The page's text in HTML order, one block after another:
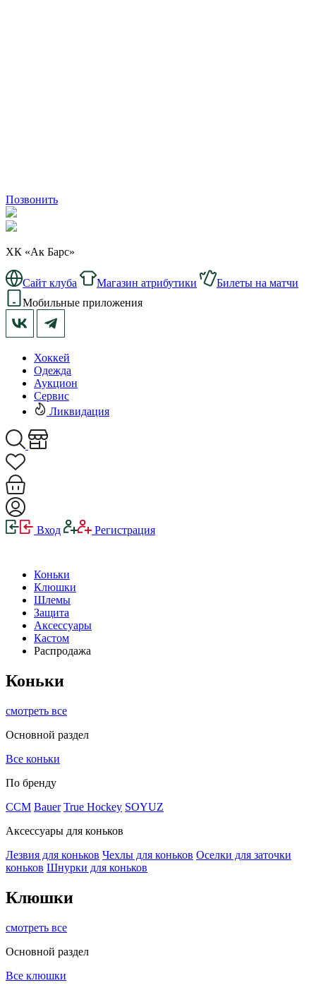
Позвонить
ХК «Ак Барс»
Сайт клуба Магазин атрибутики
Билеты на матчи
Мобильные приложения
Хоккей
Одежда
Аукцион
Сервис
Ликвидация
Вход Регистрация
Коньки
Клюшки
Шлемы
Защита
Аксессуары
Кастом
Распродажа
Коньки
смотреть все
Основной раздел
Все коньки
По бренду
ССМ Bauer True Hockey SOYUZ
Аксессуары для коньков
Лезвия для коньков Чехлы для коньков Оселки для заточки
коньков Шнурки для коньков
Клюшки
смотреть все
Основной раздел
Все клюшки